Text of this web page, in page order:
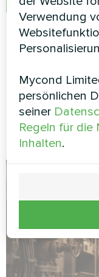
Ist die
die
10-20°C, jedoch
zulässigen Wert
Dieser
zu vermeiden
Verwendung
Mycond
persönlichen
seiner
Regeln für die
Inhalten.